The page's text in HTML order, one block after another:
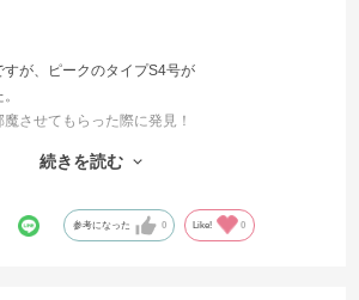
が、ピークのタイプS4号が
させてもらった際に発見！
ります！
続きを読む
参考になった 0 Like! 0